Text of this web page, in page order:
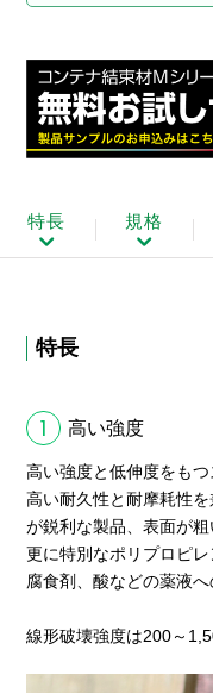
特長 規格
特長
1 高い強度
高い強度と低伸度をもつ
高い耐久性と耐摩耗性
が鋭利な製品、表面が粗
更に特別なポリプロピ
腐食剤、酸などの薬液
線形破壊強度は200～